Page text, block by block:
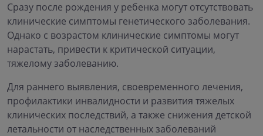
Сразу после рождения у ребенка могут отсутствовать
клинические симптомы генетического заболевания.
Однако с возрастом клинические симптомы могут
нарастать, привести к критической ситуации,
тяжелому заболеванию.
Для раннего выявления, своевременного лечения,
профилактики инвалидности и развития тяжелых
клинических последствий, а также снижения детской
летальности от наследственных заболеваний